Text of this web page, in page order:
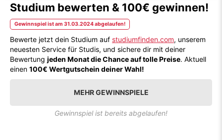
Studium bewerten & 100€ gewinnen!
Gewinnspiel ist am 31.03.2024 abgelaufen!
Bewerte jetzt dein Studium auf studiumfinden.com, unserem
neuesten Service für Studis, und sichere dir mit deiner
Bewertung jeden Monat die Chance auf tolle Preise. Aktuell
einen 100€ Wertgutschein deiner Wahl!
MEHR GEWINNSPIELE
Gewinnspiel ist bereits abgelaufen!